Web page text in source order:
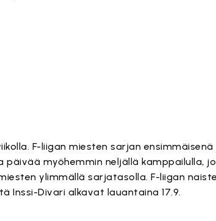
F-liigan miesten sarjan
myöhemmin neljällä kamppailulla,
ylimmällä sarjatasolla. F-liigan
Inssi-Divari alkavat lauantaina 17.9.